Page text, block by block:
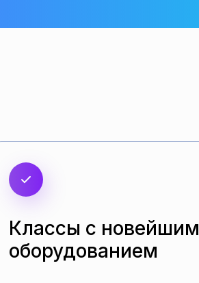
Классы с новейшим
оборудованием